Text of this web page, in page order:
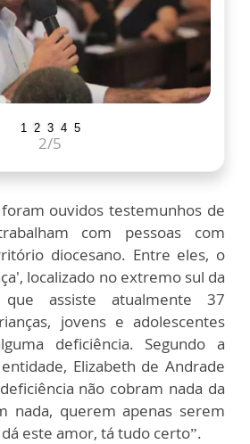
1 2 3 4 5
2/5
ouvidos testemunhos de
com pessoas com
diocesano. Entre eles, o
localizado no extremo sul da
que assiste atualmente 37
jovens e adolescentes
deficiência. Segundo a
Elizabeth de Andrade
não cobram nada da
nada, querem apenas serem
este amor, tá tudo certo”.